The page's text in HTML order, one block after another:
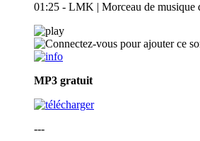
01:25 - LMK | Morceau de musique
MP3 gratuit
---